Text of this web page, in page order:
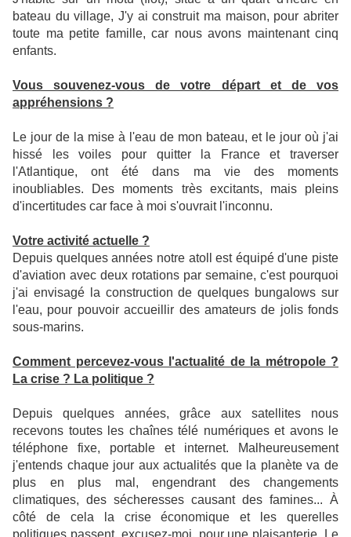
bateau du village, J'y ai construit ma maison, pour abriter
toute ma petite famille, car nous avons maintenant cinq
enfants.
Vous souvenez-vous de votre départ et de vos
appréhensions ?
Le jour de la mise à l'eau de mon bateau, et le jour où j'ai
hissé les voiles pour quitter la France et traverser
l'Atlantique, ont été dans ma vie des moments
inoubliables. Des moments très excitants, mais pleins
d'incertitudes car face à moi s'ouvrait l'inconnu.
Votre activité actuelle ?
Depuis quelques années notre atoll est équipé d'une piste
d'aviation avec deux rotations par semaine, c'est pourquoi
j'ai envisagé la construction de quelques bungalows sur
l'eau, pour pouvoir accueillir des amateurs de jolis fonds
sous-marins.
Comment percevez-vous l'actualité de la métropole ?
La crise ? La politique ?
Depuis quelques années, grâce aux satellites nous
recevons toutes les chaînes télé numériques et avons le
téléphone fixe, portable et internet. Malheureusement
j'entends chaque jour aux actualités que la planète va de
plus en plus mal, engendrant des changements
climatiques, des sécheresses causant des famines... À
côté de cela la crise économique et les querelles
politiques passent, excusez-moi, pour une plaisanterie. Le